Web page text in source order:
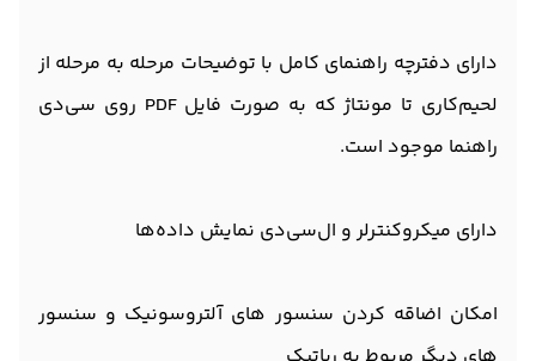
دارای دفترچه راهنمای کامل با توضیحات مرحله‌ به‌ مرحله از
لحیم‌کاری تا مونتاژ که به‌ صورت فایل PDF روی سی‌دی
راهنما موجود است.
دارای میکروکنترلر و ال‌سی‌دی نمایش داده‌ها
امکان اضاقه کردن سنسور های آلتروسونیک و سنسور